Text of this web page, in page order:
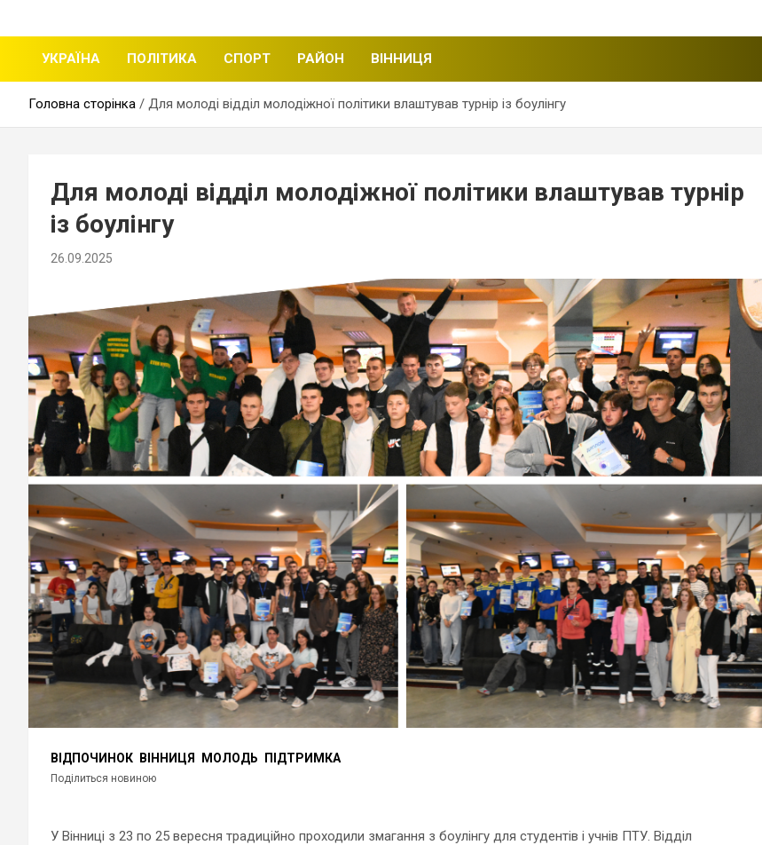
Вінницька стрічка
УКРАЇНА ПОЛІТИКА СПОРТ РАЙОН ВІННИЦЯ
Головна сторінка Для молоді відділ молодіжної політики влаштував турнір із боулінгу
Для молоді відділ молодіжної політики влаштував турнір
із боулінгу
26.09.2025
ВІДПОЧИНОК ВІННИЦЯ МОЛОДЬ ПІДТРИМКА
Поділиться новиною
У Вінниці з 23 по 25 вересня традиційно проходили змагання з боулінгу для студентів і учнів ПТУ. Відділ